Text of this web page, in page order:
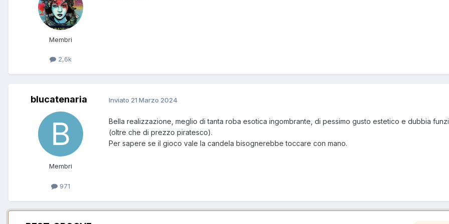
Membri
2,6k
blucatenaria
Membri
971
Inviato 21 Marzo 2024
Bella realizzazione, meglio di tanta roba esotica ingombrante, di pessimo gusto estetico e dubbia
(oltre che di prezzo piratesco).
Per sapere se il gioco vale la candela bisognerebbe toccare con mano.